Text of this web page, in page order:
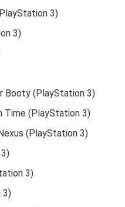
3)
3)
Booty (PlayStation 3)
Time (PlayStation 3)
(PlayStation 3)
3)
3)